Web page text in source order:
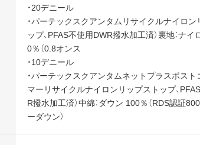
・20デニール
・パーテックスクアンタムリサイクルナイロン
ップ、PFAS不使用DWR撥水加工済）裏地：ナイ
0％（0.8オンス
・10デニール
・パーテックスクアンタムネットプラスポスト
マーリサイクルナイロンリップストップ、
R撥水加工済）中綿：ダウン 100％（RDS認証
ーダウン）